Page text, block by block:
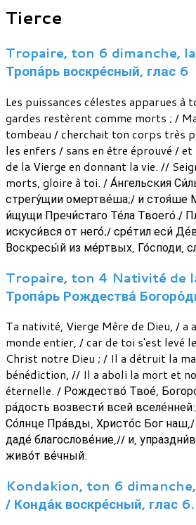
Tierce
Tropaire, ton 6 dimanche,
Тропа́рь воскре́сный, глас 6
Les puissances célestes apparues à
gardes restèrent comme morts ; /
tombeau / cherchait ton corps très
les enfers / sans en être éprouvé /
de la Vierge en donnant la vie. //
morts, gloire à toi. / А́нгельския
стрегу́щии омертве́ша;/ и стоя́ше
и́щущи Пречи́стаго Те́ла Твоего́./
искуси́вся от него́;/ сре́тил еси́
Воскресы́й из ме́ртвых, Го́споди,
Tropaire, ton 4 Nativité de
Тропа́рь Рождества́
Ta nativité, Vierge Mère de Dieu, / a
monde entier, / car de toi s'est levé
Christ notre Dieu ; / Il a détruit la
bénédiction, // Il a aboli la mort et
éternelle. / Рождество́ Твое́,
ра́дость возвести́ всей
Со́лнце Пра́вды, Христо́с Бог наш,/
даде́ благослове́ние,// и,
живо́т ве́чный.
Kondakion, ton 6
/ Конда́к воскре́сный, глас 6.